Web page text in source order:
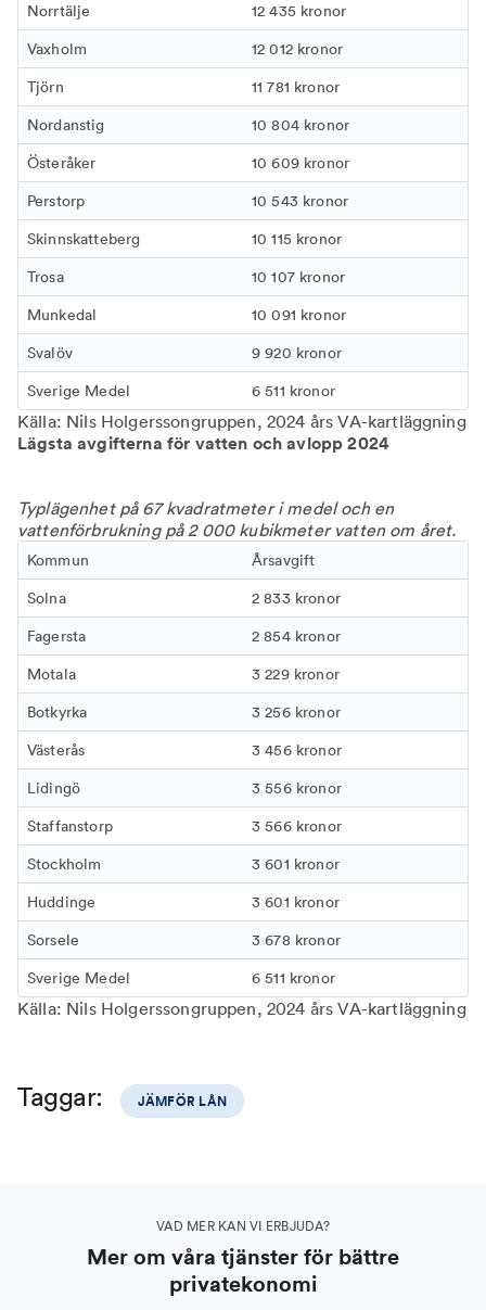
Norrtälje
12 435 kronor
Vaxholm
12 012 kronor
Tjörn
11 781 kronor
Nordanstig
10 804 kronor
Österåker
10 609 kronor
Perstorp
10 543 kronor
Skinnskatteberg
10 115 kronor
Trosa
10 107 kronor
Munkedal
10 091 kronor
Svalöv
9 920 kronor
Sverige Medel
6 511 kronor
Källa: Nils Holgerssongruppen, 2024 års VA-kartläggning
Lägsta avgifterna för vatten och avlopp 2024
Typlägenhet på 67 kvadratmeter i medel och en
vattenförbrukning på 2 000 kubikmeter vatten om året.
Kommun
Årsavgift
Solna
2 833 kronor
Fagersta
2 854 kronor
Motala
3 229 kronor
Botkyrka
3 256 kronor
Västerås
3 456 kronor
Lidingö
3 556 kronor
Staffanstorp
3 566 kronor
Stockholm
3 601 kronor
Huddinge
3 601 kronor
Sorsele
3 678 kronor
Sverige Medel
6 511 kronor
Källa: Nils Holgerssongruppen, 2024 års VA-kartläggning
Taggar: JÄMFÖR LÅN
VAD MER KAN VI ERBJUDA?
Mer om våra tjänster för bättre
privatekonomi